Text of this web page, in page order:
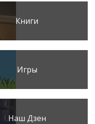
Книги
Игры
Наш Дзен